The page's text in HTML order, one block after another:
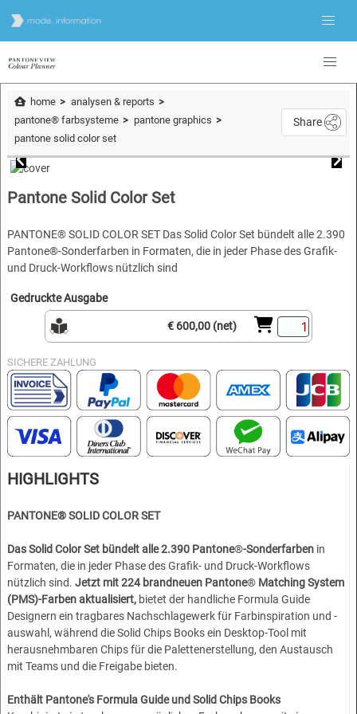
home
analysen & reports
pantone® farbsysteme
pantone graphics
pantone solid color set
Share
Pantone Solid Color Set
PANTONE® SOLID COLOR SET Das Solid Color Set bündelt alle 2.390
Pantone®-Sonderfarben in Formaten, die in jeder Phase des Grafik-
und Druck-Workflows nützlich sind
Gedruckte Ausgabe
€ 600,00 (net)
SICHERE ZAHLUNG
HIGHLIGHTS
PANTONE®SOLID COLOR SET
Das Solid Color Set bündelt alle 2.390 Pantone®-Sonderfarben in
Formaten, die in jeder Phase des Grafik- und Druck-Workflows
nützlich sind. Jetzt mit 224 brandneuen Pantone® Matching System
(PMS)-Farben aktualisiert, bietet der handliche Formula Guide
Designern ein tragbares Nachschlagewerk für Farbinspiration und -
auswahl, während die Solid Chips Books ein Desktop-Tool mit
herausnehmbaren Chips für die Palettenerstellung, den Austausch
mit Teams und die Freigabe bieten.
Enthält Pantone's Formula Guide und Solid Chips Books